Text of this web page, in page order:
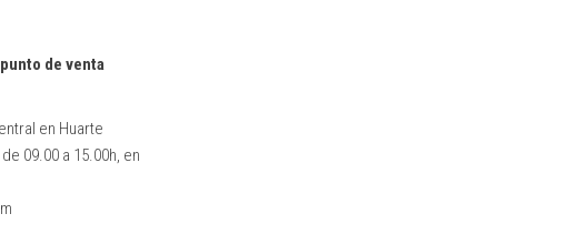
de venta
en Huarte
09.00 a 15.00h, en